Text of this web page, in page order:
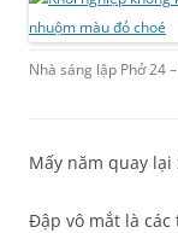
Nhà sáng lập Phở 24
Mấy năm quay
Đập vô mắt là các